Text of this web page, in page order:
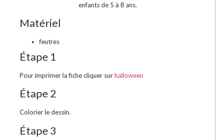
enfants de 5 à 8 ans.
Matériel
feutres
Étape 1
Pour imprimer la fiche cliquer surhalloween
Étape 2
Colorier le dessin.
Étape 3